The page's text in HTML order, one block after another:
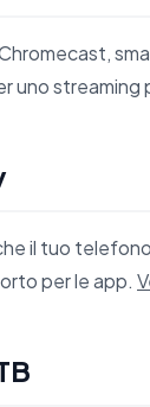
uno streaming
il tuo
per le app.